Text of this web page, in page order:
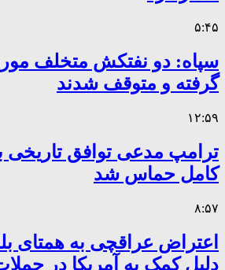
۵:۴۵
سپاه: دو نفتکش متخلف
گرفته و متوقف شدند
۱۲:۵۹
ترامپ مدعی توافق تاریخی
کامل حماس شد
۸:۵۷
اعتراض عراقچی به همتای
دلیل کمک به آمریکا در